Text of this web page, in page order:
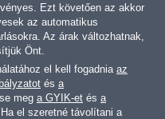
Ezt követően az akkor
az automatikus
Az árak változhatnak,
Önt.
el kell fogadnia az
és a
meg a GYIK-et és a
el szeretné távolítani a